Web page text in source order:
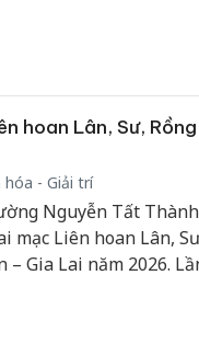
hoan Lân, Sư,
hóa - Giải trí
Nguyễn Tất
mạc Liên hoan Lân,
– Gia Lai năm 2026.